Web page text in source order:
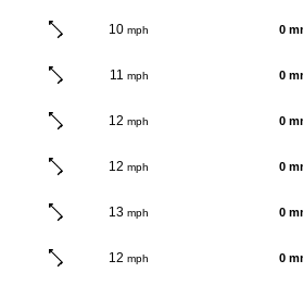
10 mph 0
11 mph 0
12 mph 0
12 mph 0
13 mph 0
12 mph 0